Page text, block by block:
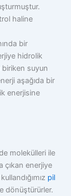
haline
bir
hidrolik
biriken suyun
aşağıda bir
enerjisine
molekülleri ile
çıkan enerjiye
pil
dönüştürürler.